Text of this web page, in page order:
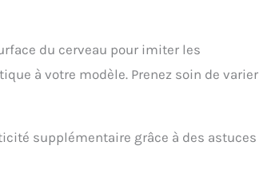
du cerveau pour imiter les
à votre modèle. Prenez soin de varier
supplémentaire grâce à des astuces